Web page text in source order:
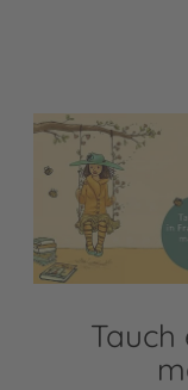
Tauch